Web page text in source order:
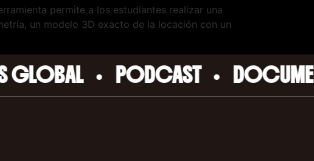
permite a los estudiantes realizar una
un modelo 3D exacto de la locación con un
• PODCAST • DOCUMENTAL •